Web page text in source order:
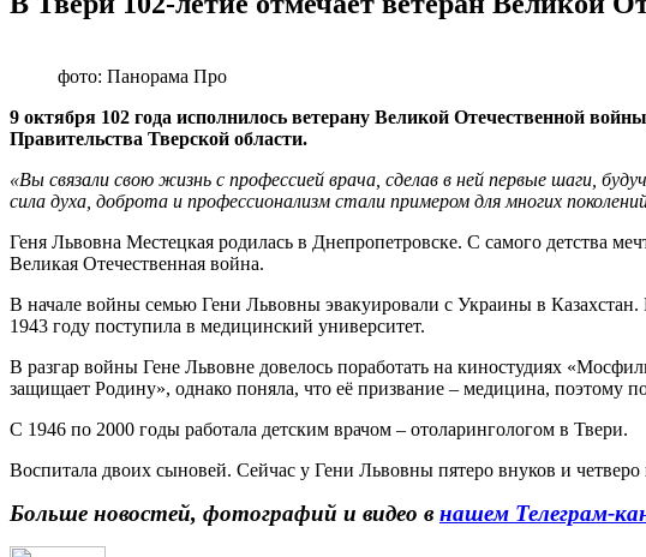
фото: Панорама Про
9 октября 102 года исполнилось ветерану Великой Отечественной
Правительства Тверской области.
«Вы связали свою жизнь с профессией врача, сделав в ней первые шаги,
сила духа, доброта и профессионализм стали примером для многих
Геня Львовна Местецкая родилась в Днепропетровске. С самого детства
Великая Отечественная война.
В начале войны семью Гени Львовны эвакуировали с Украины в
1943 году поступила в медицинский университет.
В разгар войны Гене Львовне довелось поработать на киностудиях
защищает Родину», однако поняла, что её призвание – медицина, поэтому
С 1946 по 2000 годы работала детским врачом – отоларингологом в Твери.
Воспитала двоих сыновей. Сейчас у Гени Львовны пятеро внуков и четверо
Больше новостей, фотографий и видео в нашем Телеграм-